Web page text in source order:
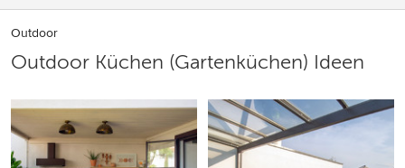
Outdoor
Outdoor Küchen (Gartenküchen) Ideen